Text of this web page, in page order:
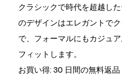
クラシックで時代を超越し
のデザインはエレガントで
で、フォーマルにもカジュ
フィットします。
お買い得: 30 日間の無料返